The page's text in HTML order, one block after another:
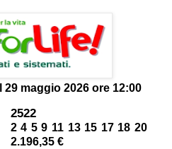
29 maggio 2026 ore 12:00
2522
2 4 5 9 11 13 15 17 18 20
2.196,35 €